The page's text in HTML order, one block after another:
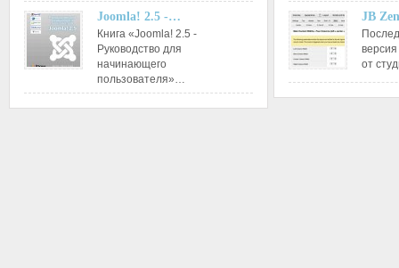
Joomla! 2.5 -…
Книга «Joomla! 2.5 -
Руководство для
начинающего
пользователя»…
JB
от